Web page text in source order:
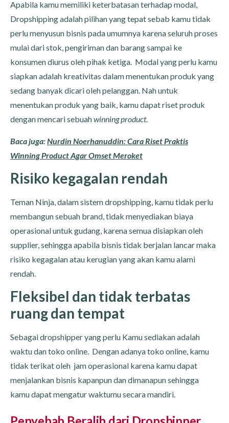
Apabila kamu memiliki keterbatasan terhadap modal,
Dropshipping adalah pilihan yang tepat sebab kamu tidak
perlu menyusun bisnis pada umumnya karena seluruh proses
mulai dari stok, pengiriman dan barang sampai ke
konsumen diurus oleh pihak ketiga. Modal yang perlu kamu
siapkan adalah kreativitas dalam menentukan produk yang
sedang banyak dicari oleh pelanggan. Nah untuk
menentukan produk yang baik, kamu dapat riset produk
dengan mencari sebuahwinning product.
Baca juga:Nurdin Noerhanuddin: Cara Riset Praktis
Winning Product Agar Omset Meroket
Risiko kegagalan rendah
Teman Ninja, dalam sistem dropshipping, kamu tidak perlu
membangun sebuah brand, tidak menyediakan biaya
operasional untuk gudang, karena semua disiapkan oleh
supplier, sehingga apabila bisnis tidak berjalan lancar maka
risiko kegagalan atau kerugian yang akan kamu alami
rendah.
Fleksibel dan tidak terbatas
ruang dan tempat
Sebagai dropshipper yang perlu Kamu sediakan adalah
waktu dan toko online. Dengan adanya toko online, kamu
tidak terikat oleh jam operasional karena kamu dapat
menjalankan bisnis kapanpun dan dimanapun sehingga
kamu dapat mengatur waktumu secara mandiri.